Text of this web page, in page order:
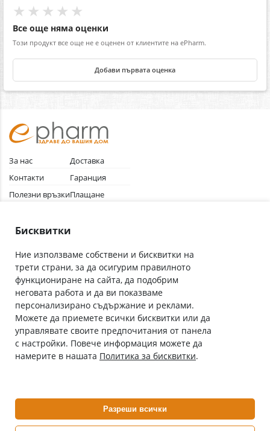
★★★★★
Все още няма оценки
Този продукт все още не е оценен от клиентите на ePharm.
Добави първата оценка
За нас
Контакти
Полезни връзки
Общи условия
Доставка
Гаранция
Плащане
Абонирай се за нашия бюлетин
С абонамента се съгласявам сПолитиката за лични данни.
Онлайн аптека, част от аптеки „Ванчева“
ePharm е лицензирана онлайн аптека от
Изпълнителна Агенция по Лекарствата
Бисквитки
Ние използваме собствени и бисквитки на
трети страни, за да осигурим правилното
функциониране на сайта, да подобрим
неговата работа и да ви показваме
персонализирано съдържание и реклами.
Можете да приемете всички бисквитки или да
управлявате своите предпочитания от панела
с настройки. Повече информация можете да
намерите в нашата Политика за бисквитки.
Разреши всички